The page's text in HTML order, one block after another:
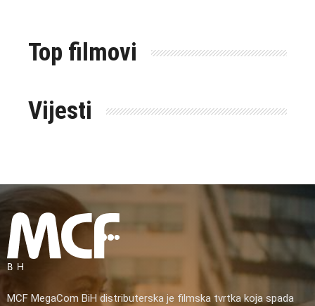
Top filmovi
Vijesti
MCF MegaCom BiH distributerska je filmska tvrtka koja spada